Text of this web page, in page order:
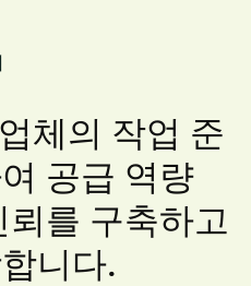
체의 작업 준
공급 역량
를 구축하고
니다.